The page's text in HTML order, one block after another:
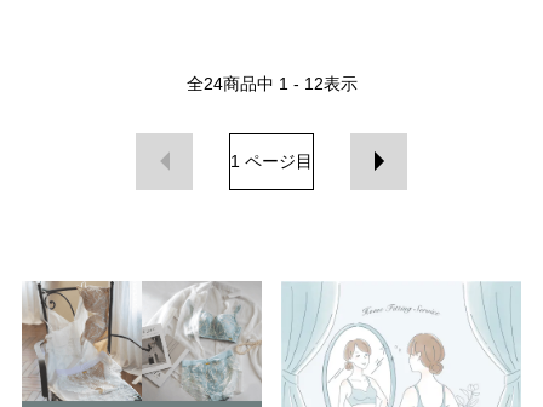
全24商品中 1 - 12表示
1 ページ目